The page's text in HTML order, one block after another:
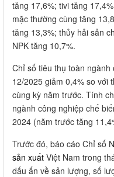
tăng 17,6%; tivi tăng
mặc thường cùng tăng
tăng 13,3%; thủy hải sản
NPK tăng 10,7%.
Chỉ số tiêu thụ toàn
12/2025 giảm 0,4% so với
cùng kỳ năm trước. Tính
ngành công nghiệp chế
2024 (năm trước tăng
Trước đó, báo cáo Chỉ số
sản xuất Việt Nam trong
dấu ấn về sản lượng, số